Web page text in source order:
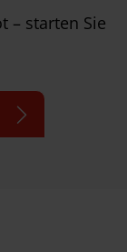
– starten Sie